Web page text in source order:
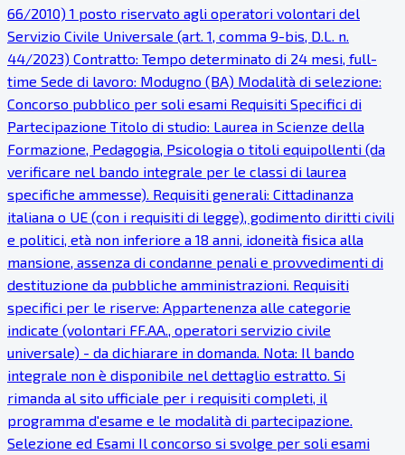
66/2010) 1 posto riservato agli operatori volontari del
Servizio Civile Universale (art. 1, comma 9-bis, D.L. n.
44/2023) Contratto: Tempo determinato di 24 mesi, full-
time Sede di lavoro: Modugno (BA) Modalità di selezione:
Concorso pubblico per soli esami Requisiti Specifici di
Partecipazione Titolo di studio: Laurea in Scienze della
Formazione, Pedagogia, Psicologia o titoli equipollenti (da
verificare nel bando integrale per le classi di laurea
specifiche ammesse). Requisiti generali: Cittadinanza
italiana o UE (con i requisiti di legge), godimento diritti civili
e politici, età non inferiore a 18 anni, idoneità fisica alla
mansione, assenza di condanne penali e provvedimenti di
destituzione da pubbliche amministrazioni. Requisiti
specifici per le riserve: Appartenenza alle categorie
indicate (volontari FF.AA., operatori servizio civile
universale) - da dichiarare in domanda. Nota: Il bando
integrale non è disponibile nel dettaglio estratto. Si
rimanda al sito ufficiale per i requisiti completi, il
programma d'esame e le modalità di partecipazione.
Selezione ed Esami Il concorso si svolge per soli esami